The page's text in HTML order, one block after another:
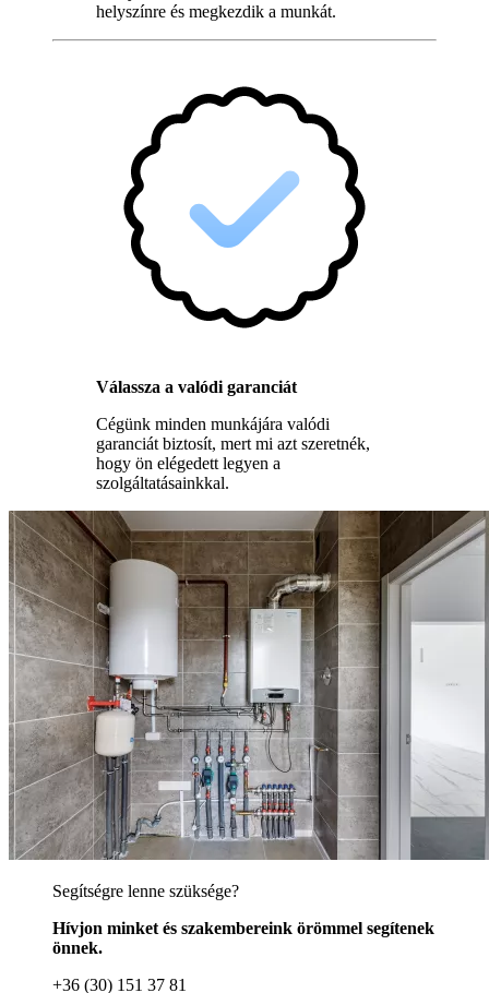
helyszínre és megkezdik a munkát.
Válassza a valódi garanciát
Cégünk minden munkájára valódi
garanciát biztosít, mert mi azt szeretnék,
hogy ön elégedett legyen a
szolgáltatásainkkal.
Segítségre lenne szüksége?
Hívjon minket és szakembereink örömmel segítenek
önnek.
+36 (30) 151 37 81